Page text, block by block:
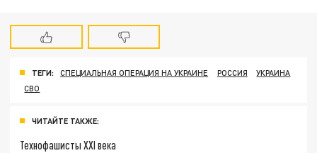
ТЕГИ: СПЕЦИАЛЬНАЯ ОПЕРАЦИЯ НА УКРАИНЕ РОССИЯ
УКРАИНА
СВО
ЧИТАЙТЕ ТАКЖЕ:
Технофашисты XXI века